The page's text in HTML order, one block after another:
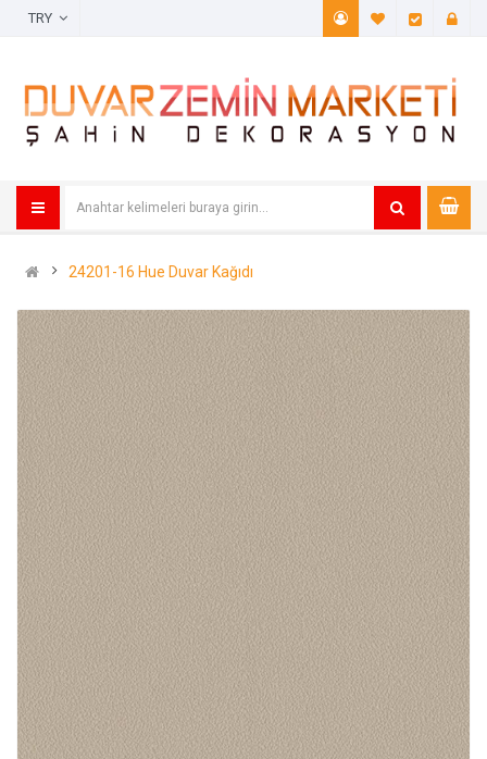
A. Listem
24201-16 Hue Duvar Kağıdı